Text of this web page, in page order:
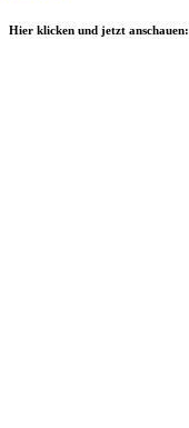
Hier klicken und jetzt anschauen: